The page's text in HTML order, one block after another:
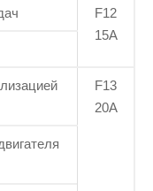
F12
15А
F13
20А